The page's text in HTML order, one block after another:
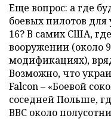
Еще вопрос: а где
боевых пилотов
16? В самих США,
вооружении (около
модификациях),
Возможно, что
Falcon – «Боевой
соседней Польше,
ВВС около